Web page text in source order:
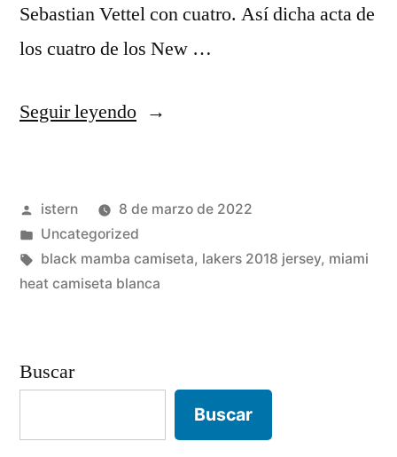
Sebastian Vettel con cuatro. Así dicha acta de
los cuatro de los New …
Seguir leyendo«Tienda
tatum»
Publicado
por
istern
8 de marzo de 2022
Publicado
en
Uncategorized
Etiquetas:
black mamba camiseta, lakers 2018 jersey, miami
heat camiseta blanca
Buscar
Buscar